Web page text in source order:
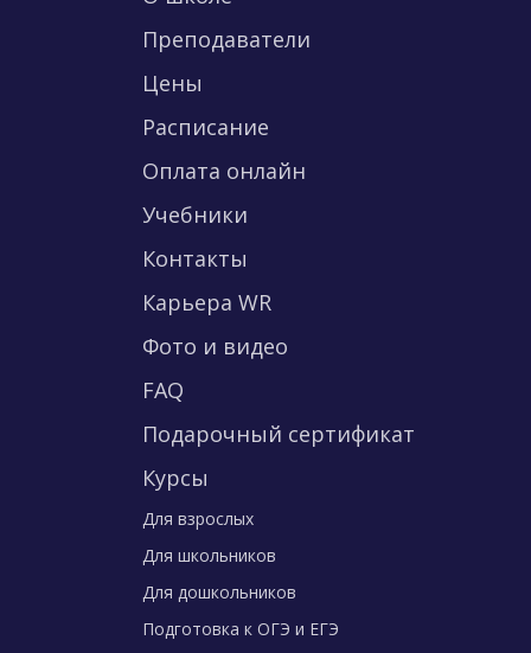
Преподаватели
Цены
Расписание
Оплата онлайн
Учебники
Контакты
Карьера WR
Фото и видео
FAQ
Подарочный сертификат
Курсы
Для взрослых
Для школьников
Для дошкольников
Подготовка к ОГЭ и ЕГЭ